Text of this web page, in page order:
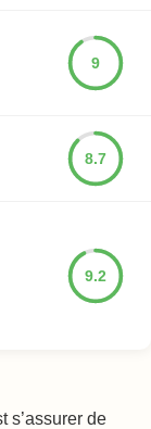
9
8.7
9.2
s’assurer de